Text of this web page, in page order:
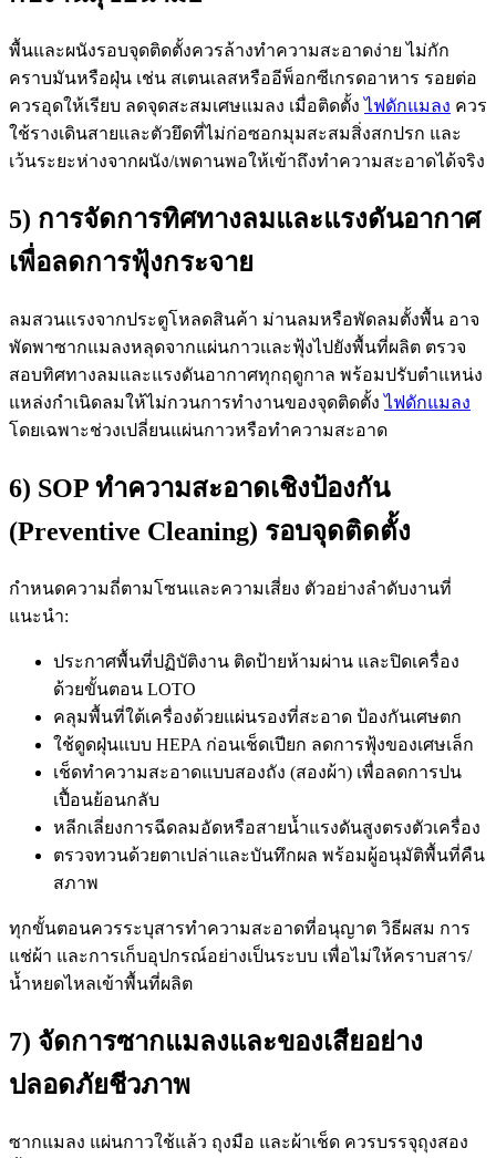
พื้นและผนังรอบจุดติดตั้งควรล้างทำความสะอาดง่าย ไม่กัก
คราบมันหรือฝุ่น เช่น สเตนเลสหรืออีพ็อกซีเกรดอาหาร รอยต่อ
ควรอุดให้เรียบ ลดจุดสะสมเศษแมลง เมื่อติดตั้งไฟดักแมลง ควร
ใช้รางเดินสายและตัวยึดที่ไม่ก่อซอกมุมสะสมสิ่งสกปรก และ
เว้นระยะห่างจากผนัง/เพดานพอให้เข้าถึงทำความสะอาดได้จริง
5) การจัดการทิศทางลมและแรงดันอากาศ
เพื่อลดการฟุ้งกระจาย
ลมสวนแรงจากประตูโหลดสินค้า ม่านลมหรือพัดลมตั้งพื้น อาจ
พัดพาซากแมลงหลุดจากแผ่นกาวและฟุ้งไปยังพื้นที่ผลิต ตรวจ
สอบทิศทางลมและแรงดันอากาศทุกฤดูกาล พร้อมปรับตำแหน่ง
แหล่งกำเนิดลมให้ไม่กวนการทำงานของจุดติดตั้งไฟดักแมลง
โดยเฉพาะช่วงเปลี่ยนแผ่นกาวหรือทำความสะอาด
6) SOP ทำความสะอาดเชิงป้องกัน
(Preventive Cleaning) รอบจุดติดตั้ง
กำหนดความถี่ตามโซนและความเสี่ยง ตัวอย่างลำดับงานที่
แนะนำ:
ประกาศพื้นที่ปฏิบัติงาน ติดป้ายห้ามผ่าน และปิดเครื่อง
ด้วยขั้นตอน LOTO
คลุมพื้นที่ใต้เครื่องด้วยแผ่นรองที่สะอาด ป้องกันเศษตก
ใช้ดูดฝุ่นแบบ HEPA ก่อนเช็ดเปียก ลดการฟุ้งของเศษเล็ก
เช็ดทำความสะอาดแบบสองถัง (สองผ้า) เพื่อลดการปน
เปื้อนย้อนกลับ
หลีกเลี่ยงการฉีดลมอัดหรือสายน้ำแรงดันสูงตรงตัวเครื่อง
ตรวจทวนด้วยตาเปล่าและบันทึกผล พร้อมผู้อนุมัติพื้นที่คืน
สภาพ
ทุกขั้นตอนควรระบุสารทำความสะอาดที่อนุญาต วิธีผสม การ
แช่ผ้า และการเก็บอุปกรณ์อย่างเป็นระบบ เพื่อไม่ให้คราบสาร/
น้ำหยดไหลเข้าพื้นที่ผลิต
7) จัดการซากแมลงและของเสียอย่าง
ปลอดภัยชีวภาพ
ซากแมลง แผ่นกาวใช้แล้ว ถุงมือ และผ้าเช็ด ควรบรรจุถุงสอง